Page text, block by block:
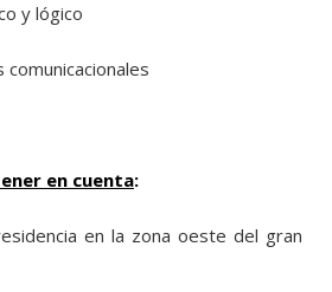
y lógico
comunicacionales
en cuenta:
en la zona oeste del gran